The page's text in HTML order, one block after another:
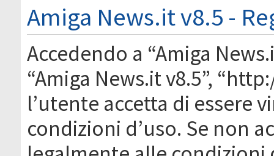
Amiga News.it v8.5 -
Accedendo a “Amiga
“Amiga News.it v8.5”,
l’utente accetta di essere
condizioni d’uso. Se non